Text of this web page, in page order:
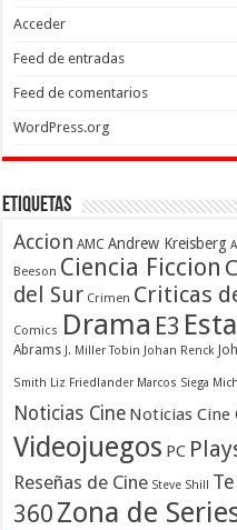
Acceder
Feed de entradas
Feed de comentarios
WordPress.org
Etiquetas
Accion AMC Andrew Kreisberg
Beeson Ciencia Ficcion
del Sur Crimen Criticas
Comics Drama E3
Abrams J. Miller Tobin Johan Renck
Smith Liz Friedlander Marcos Siega
Noticias Cine Noticias Cine
Videojuegos PC
Reseñas de Cine Steve Shill
360 Zona de